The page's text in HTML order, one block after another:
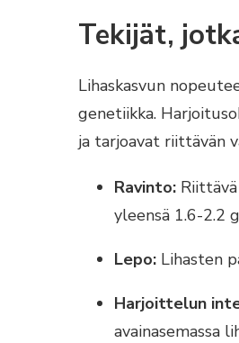
Tekijät,
Lihaskasvun
genetiikka.
ja tarjoavat riittävän
Ravinto:
yleensä 1.6-2.2
Lepo: Lihasten
Harjoittelun
avainasemassa